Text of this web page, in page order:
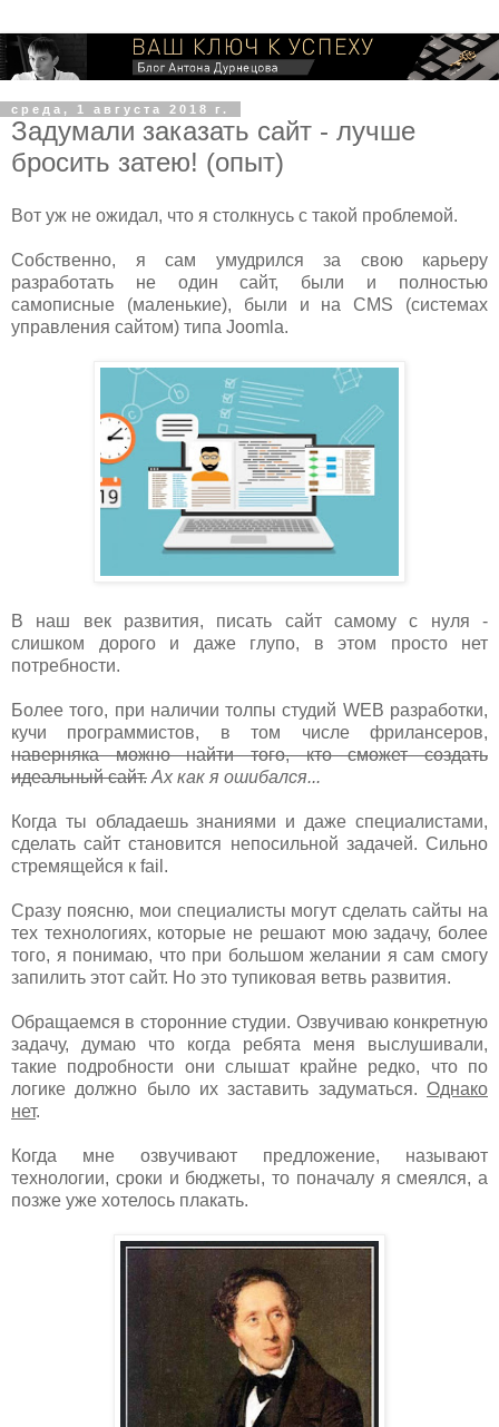
среда, 1 августа 2018 г.
Задумали заказать сайт - лучше
бросить затею! (опыт)
Вот уж не ожидал, что я столкнусь с такой проблемой.
Собственно, я сам умудрился за свою карьеру
разработать не один сайт, были и полностью
самописные (маленькие), были и на CMS (системах
управления сайтом) типа Joomla.
В наш век развития, писать сайт самому с нуля -
слишком дорого и даже глупо, в этом просто нет
потребности.
Более того, при наличии толпы студий WEB разработки,
кучи программистов, в том числе фрилансеров,
наверняка можно найти того, кто сможет создать
идеальный сайт. Ах как я ошибался...
Когда ты обладаешь знаниями и даже специалистами,
сделать сайт становится непосильной задачей. Сильно
стремящейся к fail.
Сразу поясню, мои специалисты могут сделать сайты на
тех технологиях, которые не решают мою задачу, более
того, я понимаю, что при большом желании я сам смогу
запилить этот сайт. Но это тупиковая ветвь развития.
Обращаемся в сторонние студии. Озвучиваю конкретную
задачу, думаю что когда ребята меня выслушивали,
такие подробности они слышат крайне редко, что по
логике должно было их заставить задуматься. Однако
нет.
Когда мне озвучивают предложение, называют
технологии, сроки и бюджеты, то поначалу я смеялся, а
позже уже хотелось плакать.